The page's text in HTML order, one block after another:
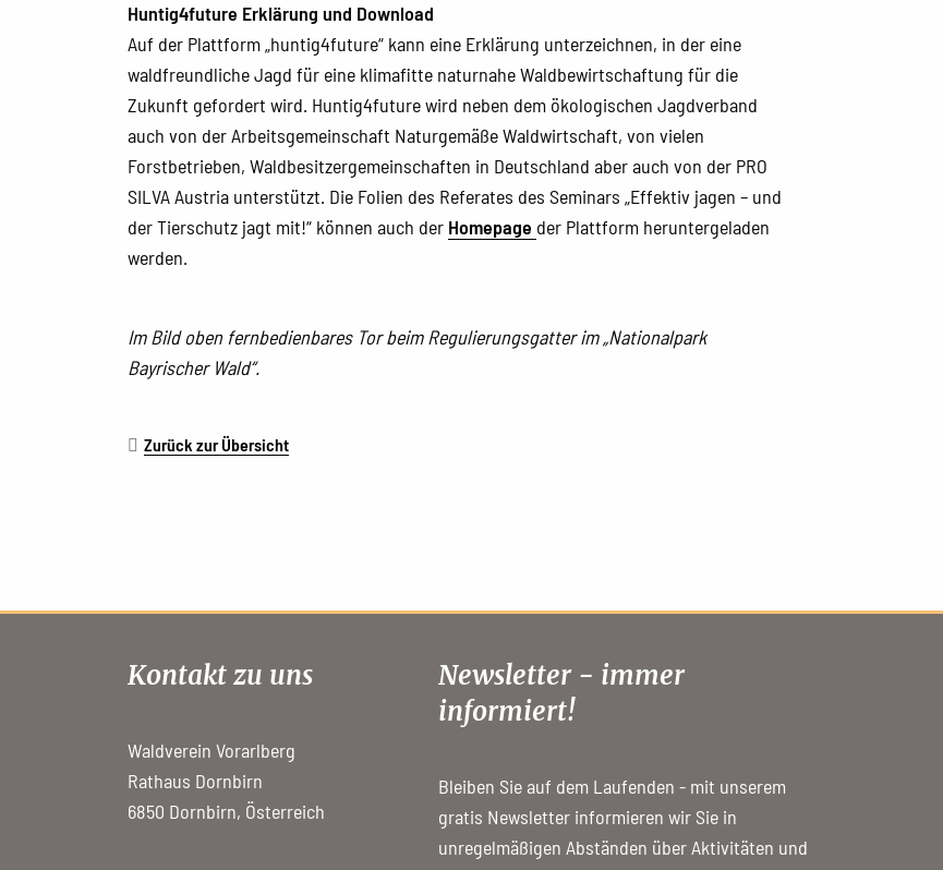
Huntig4future Erklärung und Download
Auf der Plattform „huntig4future“ kann eine Erklärung unterzeichnen, in der eine
waldfreundliche Jagd für eine klimafitte naturnahe Waldbewirtschaftung für die
Zukunft gefordert wird. Huntig4future wird neben dem ökologischen Jagdverband
auch von der Arbeitsgemeinschaft Naturgemäße Waldwirtschaft, von vielen
Forstbetrieben, Waldbesitzergemeinschaften in Deutschland aber auch von der PRO
SILVA Austria unterstützt. Die Folien des Referates des Seminars „Effektiv jagen – und
der Tierschutz jagt mit!“ können auch der Homepage der Plattform heruntergeladen
werden.
Im Bild oben fernbedienbares Tor beim Regulierungsgatter im „Nationalpark
Bayrischer Wald“.
Zurück zur Übersicht
Kontakt zu uns
Waldverein Vorarlberg
Rathaus Dornbirn
6850 Dornbirn, Österreich
Newsletter - immer
informiert!
Bleiben Sie auf dem Laufenden - mit unserem
gratis Newsletter informieren wir Sie in
unregelmäßigen Abständen über Aktivitäten und